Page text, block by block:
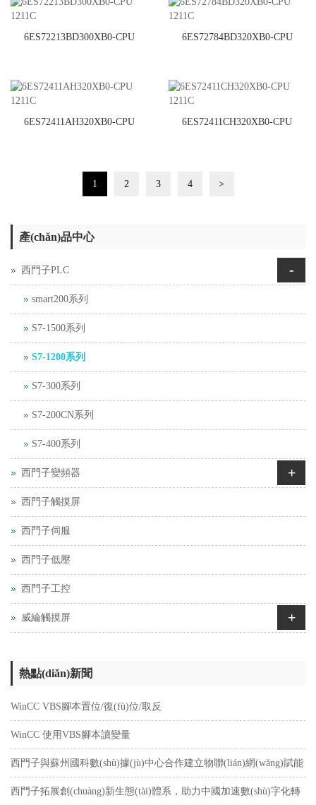
6ES72213BD300XB0-CPU 6ES72784BD320XB0-CPU
6ES72411AH320XB0-CPU 6ES72411CH320XB0-CPU
1 2 3 4 >
產(chǎn)品中心
西門子PLC -
smart200系列
S7-1500系列
S7-1200系列
S7-300系列
S7-200CN系列
S7-400系列
西門子變頻器 +
西門子觸摸屏
西門子伺服
西門子低壓
西門子工控
威綸觸摸屏 +
熱點(diǎn)新聞
WinCC VBS腳本置位/復(fù)位/取反
WinCC 使用VBS腳本讀變量
西門子與蘇州國科數(shù)據(jù)中心合作建立物聯(lián)網(wǎng)賦能
平臺(tái)
西門子拓展創(chuàng)新生態(tài)體系，助力中國加速數(shù)字化轉